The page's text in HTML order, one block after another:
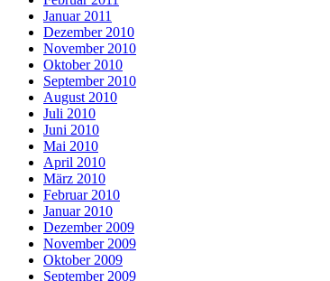
Januar 2011
Dezember 2010
November 2010
Oktober 2010
September 2010
August 2010
Juli 2010
Juni 2010
Mai 2010
April 2010
März 2010
Februar 2010
Januar 2010
Dezember 2009
November 2009
Oktober 2009
September 2009